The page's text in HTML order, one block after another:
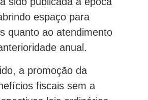
espaço para
quanto ao atendimento
anual.
a promoção da
fiscais sem a